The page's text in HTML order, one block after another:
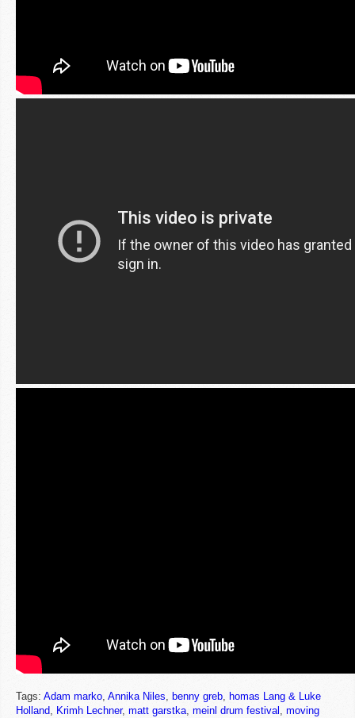
Tags: Adam marko, Annika Niles, benny greb, homas Lang & Luke
Holland, Krimh Lechner, matt garstka, meinl drum festival , moving